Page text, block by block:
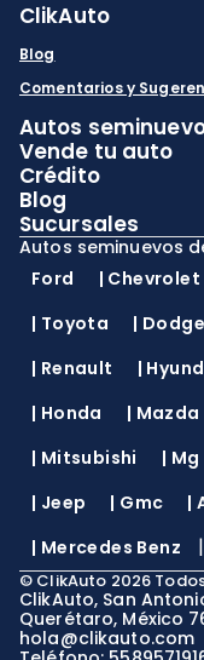
ClikAuto
Blog
Comentarios y
Autos
Vende tu auto
Crédito
Blog
Sucursales
Autos seminuevos
Ford
| Chevrolet
| Toyota | Dodge
| Renault |
| Honda | Mazda
| Mitsubishi | Mg
| Jeep | Gmc |
| Mercedes Benz |
© ClikAuto 2026
ClikAuto, San
Querétaro, México
hola@clikauto.com